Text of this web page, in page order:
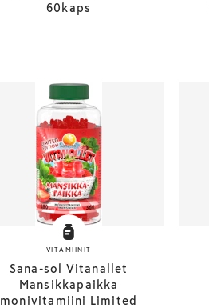
60kaps
VITAMIINIT
Sana-sol Vitanallet
Mansikkapaikka
monivitamiini Limited